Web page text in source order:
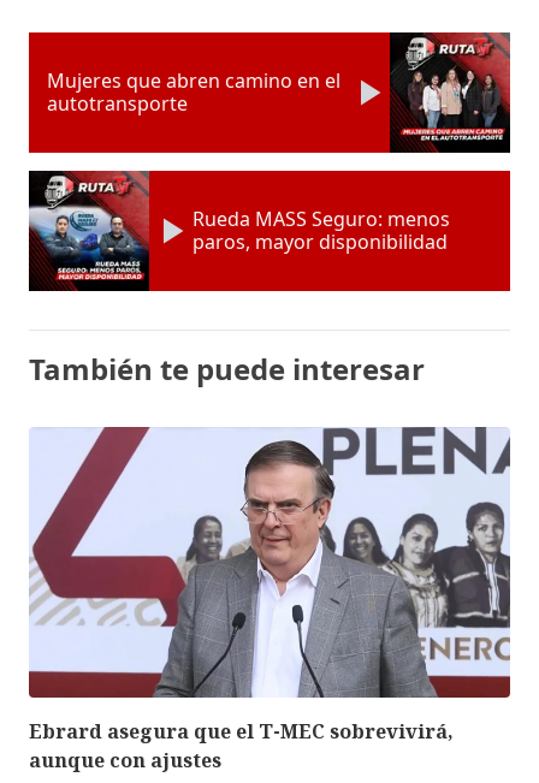
Mujeres que abren camino en el
autotransporte
Rueda MASS Seguro: menos
paros, mayor disponibilidad
También te puede interesar
Ebrard asegura que el T-MEC sobrevivirá,
aunque con ajustes